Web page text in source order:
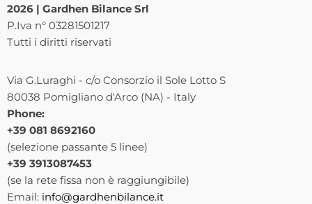
2026 | Gardhen Bilance Srl
P.Iva n° 03281501217
Tutti i diritti riservati
Via G.Luraghi - c/o Consorzio il Sole Lotto S
80038 Pomigliano d'Arco (NA) - Italy
Phone:
+39 081 8692160
(selezione passante 5 linee)
+39 3913087453
(se la rete fissa non è raggiungibile)
Email: info@gardhenbilance.it